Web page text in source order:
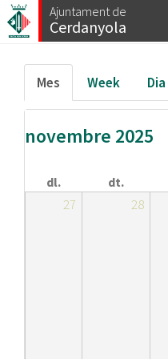
Vés
al
Ajuntament de
Cerdanyola
Esteu
aquí
Inici Calendar/Mes
Pestanyes
primàries
Mes (pestanya
activa)
Week Dia
novembre 2025
dl. dt.
27 28